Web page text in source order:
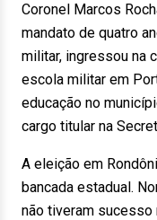
Coronel Marcos
mandato de quatro
militar, ingressou na
escola militar em
educação no
cargo titular na
A eleição em
bancada estadual.
não tiveram sucesso